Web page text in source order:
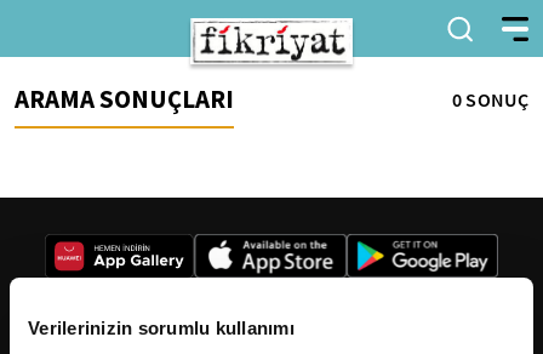
Verilerinizin sorumlu kullanımı
ARAMA SONUÇLARI 0 SONUÇ